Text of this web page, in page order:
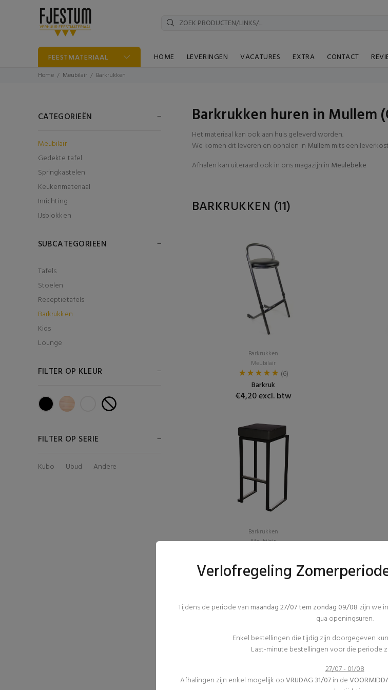
FEESTMATERIAAL HOME LEVERINGEN VACATURES EXTRA CONTACT
Home Meubilair Barkrukken
CATEGORIEËN
Meubilair
Gedekte tafel
Springkastelen
Keukenmateriaal
Inrichting
IJsblokken
SUBCATEGORIEËN
Tafels
Stoelen
Receptietafels
Barkrukken
Kids
Lounge
FILTER OP KLEUR
FILTER OP SERIE
Kubo Ubud Andere
Barkrukken huren in Mullem
Het materiaal kan ook aan huis geleverd worden.
We komen dit leveren en ophalen In Mullem mits een
Afhalen kan uiteraard ook in ons magazijn in Meulebeke
BARKRUKKEN (11)
Barkrukken
Meubilair
(6)
Barkruk
€4,20 excl. btw
Barkrukken
Meubilair
Kubo - Zwart
€5,56 excl. btw
Verlofregeling
Tijdens de periode van maandag 27/07 tem zondag 09/08 zijn we
qua openingsuren.
Enkel bestellingen die tijdig zijn doorgegeven
Last-minute bestellingen voor die periode
27/07 - 01/08
Afhalingen zijn enkel mogelijk opVRIJDAG 31/07in de